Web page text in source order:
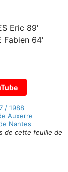
Eric 89'
Fabien 64'
/ 1988
Auxerre
Nantes
de cette feuille de